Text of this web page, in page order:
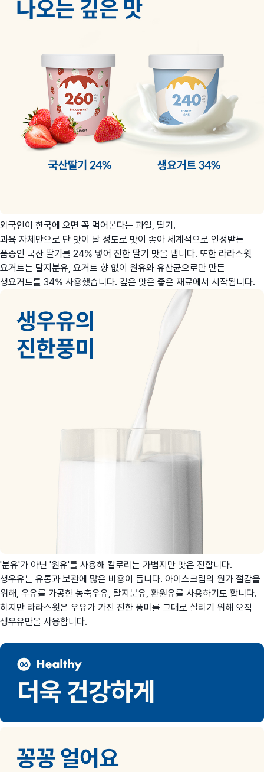
외국인이 한국에 오면 꼭 먹어본다는 과일, 딸기.
과육 자체만으로 단 맛이 날 정도로 맛이 좋아 세계적으로 인정받는
품종인 국산 딸기를 24% 넣어 진한 딸기 맛을 냅니다. 또한 라라스윗
요거트는 탈지분유, 요거트 향 없이 원유와 유산균으로만 만든
생요거트를 34% 사용했습니다. 깊은 맛은 좋은 재료에서 시작됩니다.
'분유'가 아닌 '원유'를 사용해 칼로리는 가볍지만 맛은 진합니다.
생우유는 유통과 보관에 많은 비용이 듭니다. 아이스크림의 원가 절감을
위해, 우유를 가공한 농축우유, 탈지분유, 환원유를 사용하기도 합니다.
하지만 라라스윗은 우유가 가진 진한 풍미를 그대로 살리기 위해 오직
생우유만을 사용합니다.